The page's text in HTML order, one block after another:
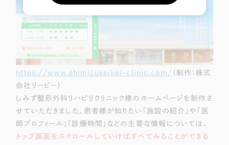
https://www.shimizuseikei-clinic.com/ （制作：株式
会社リーピー）
しみず整形外科リハビリクリニック様のホームページを制作さ
せていただきました。患者様が知りたい「施設の紹介」や「医
師プロフィール」「診療時間」などの主要な情報については、
トップ画面をスクロールしていけばすべてみることができる